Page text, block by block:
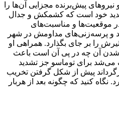
پیش‌برنده مجزایی آن‌ها را
جدید خود است که کشمکش و جدال
موقعیت‌ها و مناسبت‌های
و پرسه‌زنی‌های مداومش در شهر
را بر جای بگذارد. همراهی او
شدن آن چه در پی آن است باعث
می‌شد برای توماسو جز تشدید
پیش از شکل گرفتن تخریب
کنید که چگونه بعد از هربار